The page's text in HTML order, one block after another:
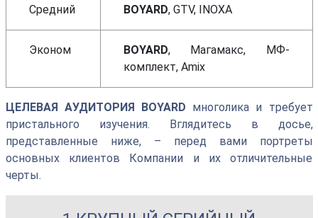
Средний BOYARD, GTV, INOXA
Эконом BOYARD, Магамакс, МФ-
комплект, Amix
ЦЕЛЕВАЯ АУДИТОРИЯ BOYARD многолика и требует
пристального изучения. Вглядитесь в досье,
представленные ниже, – перед вами портреты
основных клиентов Компании и их отличительные
черты.